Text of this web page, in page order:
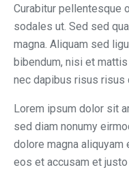
Curabitur pellentesque
sodales ut. Sed sed
magna. Aliquam sed
bibendum, nisi et
nec dapibus risus risus
Lorem ipsum dolor sit
sed diam nonumy
dolore magna aliquyam
eos et accusam et